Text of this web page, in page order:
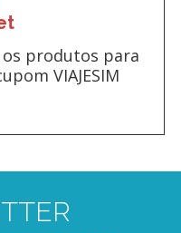
os produtos para
VIAJESIM